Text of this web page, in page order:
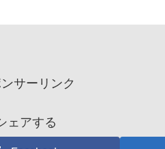
サーリンク
ェアする